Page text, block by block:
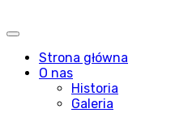
Strona główna
O nas
Historia
Galeria